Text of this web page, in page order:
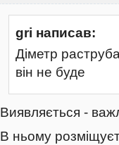
gri написав:
Діметр
він не буде
Виявляється -
В ньому